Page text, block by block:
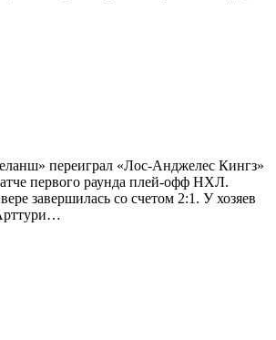
переиграл «Лос‑Анджелес Кингз»
первого раунда плей‑офф НХЛ.
завершилась со счетом 2:1. У хозяев